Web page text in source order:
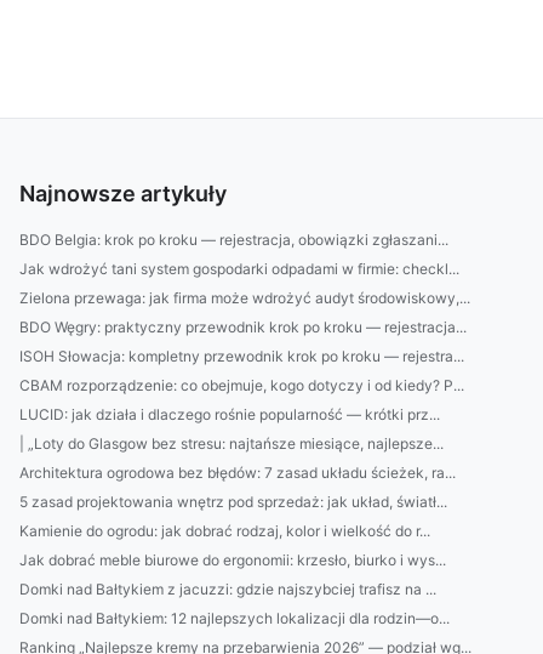
Najnowsze artykuły
BDO Belgia: krok po kroku — rejestracja, obowiązki zgłaszani...
Jak wdrożyć tani system gospodarki odpadami w firmie: checkl...
Zielona przewaga: jak firma może wdrożyć audyt środowiskowy,...
BDO Węgry: praktyczny przewodnik krok po kroku — rejestracja...
ISOH Słowacja: kompletny przewodnik krok po kroku — rejestra...
CBAM rozporządzenie: co obejmuje, kogo dotyczy i od kiedy? P...
LUCID: jak działa i dlaczego rośnie popularność — krótki prz...
| „Loty do Glasgow bez stresu: najtańsze miesiące, najlepsze...
Architektura ogrodowa bez błędów: 7 zasad układu ścieżek, ra...
5 zasad projektowania wnętrz pod sprzedaż: jak układ, światł...
Kamienie do ogrodu: jak dobrać rodzaj, kolor i wielkość do r...
Jak dobrać meble biurowe do ergonomii: krzesło, biurko i wys...
Domki nad Bałtykiem z jacuzzi: gdzie najszybciej trafisz na ...
Domki nad Bałtykiem: 12 najlepszych lokalizacji dla rodzin—o...
Ranking „Najlepsze kremy na przebarwienia 2026” — podział wg...